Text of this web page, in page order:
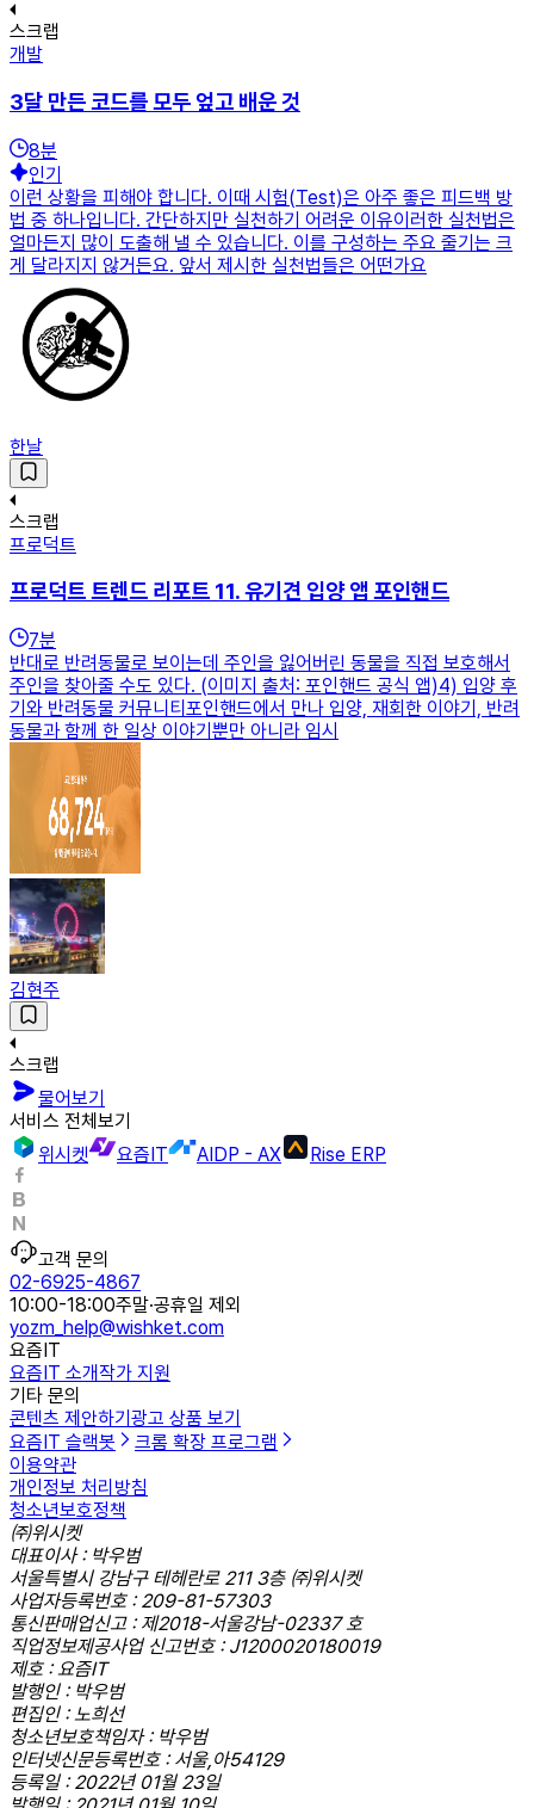
스크랩
개발
3달 만든 코드를 모두 엎고 배운 것
8분
인기
이런 상황을 피해야 합니다. 이때 시험(Test)은 아주 좋은 피드백 방
법 중 하나입니다. 간단하지만 실천하기 어려운 이유이러한 실천법은
얼마든지 많이 도출해 낼 수 있습니다. 이를 구성하는 주요 줄기는 크
게 달라지지 않거든요. 앞서 제시한 실천법들은 어떤가요
한날
스크랩
프로덕트
프로덕트 트렌드 리포트 11. 유기견 입양 앱 포인핸드
7분
반대로 반려동물로 보이는데 주인을 잃어버린 동물을 직접 보호해서
주인을 찾아줄 수도 있다. (이미지 출처: 포인핸드 공식 앱)4) 입양 후
기와 반려동물 커뮤니티포인핸드에서 만나 입양, 재회한 이야기, 반려
동물과 함께 한 일상 이야기뿐만 아니라 임시
김현주
스크랩
물어보기
서비스 전체보기
위시켓
요즘IT AIDP - AX Rise ERP
고객 문의
02-6925-4867
10:00-18:00주말·공휴일 제외
yozm_help@wishket.com
요즘IT
요즘IT 소개작가 지원
기타 문의
콘텐츠 제안하기 광고 상품 보기
요즘IT 슬랙봇
크롬 확장 프로그램
이용약관
개인정보 처리방침
청소년보호정책
㈜위시켓
대표이사 : 박우범
서울특별시 강남구 테헤란로 211 3층 ㈜위시켓
사업자등록번호 : 209-81-57303
통신판매업신고 : 제2018-서울강남-02337 호
직업정보제공사업 신고번호 : J1200020180019
제호 : 요즘IT
발행인 : 박우범
편집인 : 노희선
청소년보호책임자 : 박우범
인터넷신문등록번호 : 서울,아54129
등록일 : 2022년 01월 23일